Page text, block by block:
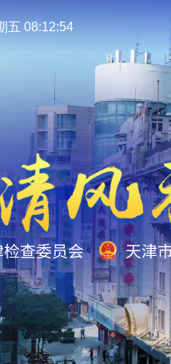
五 08:12:55